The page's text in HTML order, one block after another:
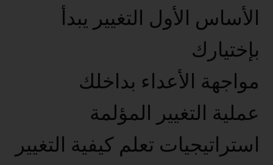
الأساس الأول التغيير يبدأ
بإختيارك
مواجهة الأعداء بداخلك
عملية التغيير المؤلمة
استراتيجيات تعلم كيفية التغيير